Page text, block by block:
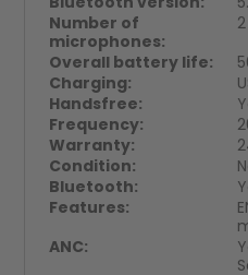
Number of
microphones:
2
Overall battery life:
Charging:
Handsfree:
Frequency:
Warranty:
Condition:
Bluetooth:
Features:
ANC: